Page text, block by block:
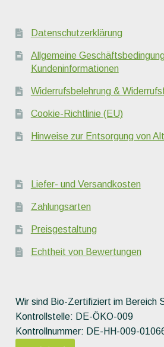
Datenschutzerklärung
Allgemeine
Kundeninformationen
Widerrufsbelehrung &
Cookie-Richtlinie (EU)
Hinweise zur Entsorgung von
Liefer- und Versandkosten
Zahlungsarten
Preisgestaltung
Echtheit von Bewertungen
Wir sind Bio-Zertifiziert im Bereich
Kontrollstelle: DE-ÖKO-009
Kontrollnummer: DE-HH-009-